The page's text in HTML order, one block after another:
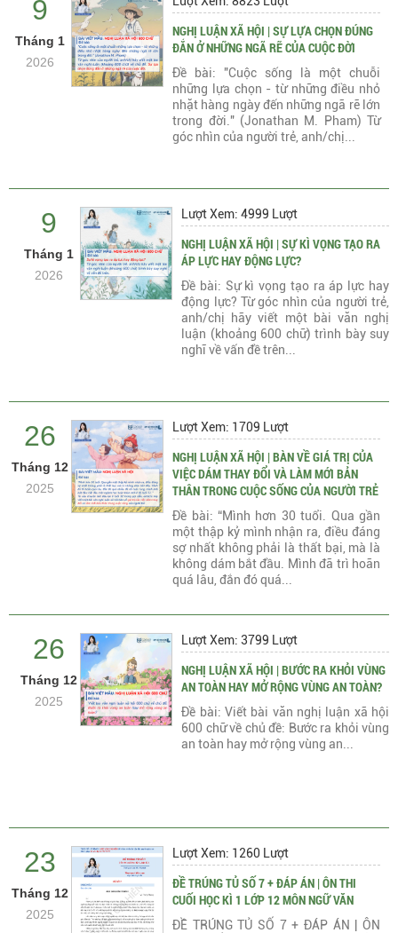
9
Tháng 1
2026
NGHỊ LUẬN XÃ HỘI | SỰ LỰA CHỌN ĐÚNG
ĐẮN Ở NHỮNG NGÃ RẼ CỦA CUỘC ĐỜI
Đề bài: "Cuộc sống là một chuỗi
những lựa chọn - từ những điều nhỏ
nhặt hàng ngày đến những ngã rẽ lớn
trong đời." (Jonathan M. Pham) Từ
góc nhìn của người trẻ, anh/chị...
9
Tháng 1
2026
Lượt Xem: 4999 Lượt
NGHỊ LUẬN XÃ HỘI | SỰ KÌ VỌNG TẠO RA
ÁP LỰC HAY ĐỘNG LỰC?
Đề bài: Sự kì vọng tạo ra áp lực hay
động lực? Từ góc nhìn của người trẻ,
anh/chị hãy viết một bài văn nghị
luận (khoảng 600 chữ) trình bày suy
nghĩ về vấn đề trên...
26
Tháng 12
2025
Lượt Xem: 1709 Lượt
NGHỊ LUẬN XÃ HỘI | BÀN VỀ GIÁ TRỊ CỦA
VIỆC DÁM THAY ĐỔI VÀ LÀM MỚI BẢN
THÂN TRONG CUỘC SỐNG CỦA NGƯỜI TRẺ
Đề bài: “Mình hơn 30 tuổi. Qua gần
một thập kỷ mình nhận ra, điều đáng
sợ nhất không phải là thất bại, mà là
không dám bắt đầu. Mình đã trì hoãn
quá lâu, đắn đó quá...
26
Tháng 12
2025
Lượt Xem: 3799 Lượt
NGHỊ LUẬN XÃ HỘI | BƯỚC RA KHỎI VÙNG
AN TOÀN HAY MỞ RỘNG VÙNG AN TOÀN?
Đề bài: Viết bài văn nghị luận xã hội
600 chữ về chủ đề: Bước ra khỏi vùng
an toàn hay mở rộng vùng an...
23
Tháng 12
2025
Lượt Xem: 1260 Lượt
ĐỀ TRÚNG TỦ SỐ 7 + ĐÁP ÁN | ÔN THI
CUỐI HỌC KÌ 1 LỚP 12 MÔN NGỮ VĂN
ĐỀ TRÚNG TỦ SỐ 7 + ĐÁP ÁN | ÔN